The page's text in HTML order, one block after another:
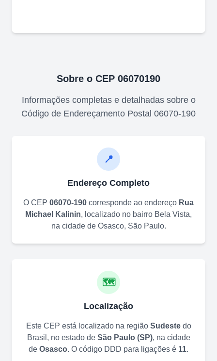
Sobre o CEP 06070190
Informações completas e detalhadas sobre o
Código de Endereçamento Postal 06070-190
📍
Endereço Completo
O CEP 06070-190 corresponde ao endereço Rua
Michael Kalinin, localizado no bairro Bela Vista,
na cidade de Osasco, São Paulo.
🗺️
Localização
Este CEP está localizado na região Sudestedo
Brasil, no estado de São Paulo(SP), na cidade
de Osasco. O código DDD para ligações é 11.